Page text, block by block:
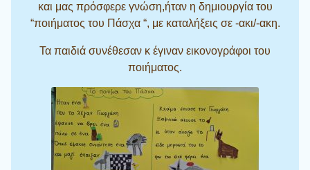
και μας πρόσφερε γνώση,ήταν η δημιουργία του
“ποιήματος του Πάσχα “, με καταλήξεις σε -ακι/-ακη.
Τα παιδιά συνέθεσαν κ έγιναν εικονογράφοι του
ποιήματος.